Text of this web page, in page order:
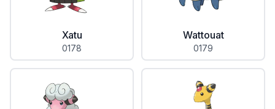
Xatu
0178
Wattouat
0179